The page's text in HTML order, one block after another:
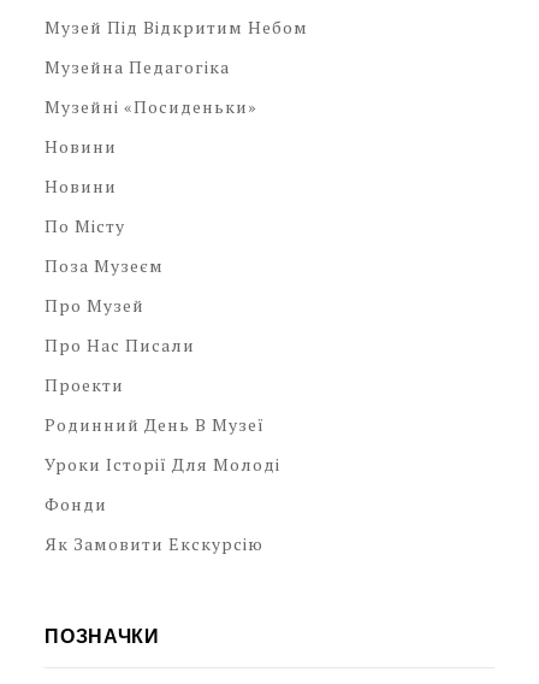
Музей Під Відкритим Небом
Музейна Педагогіка
Музейні «посиденьки»
Новини
Новини
По Місту
Поза Музеєм
Про Музей
Про Нас Писали
Проекти
Родинний День В Музеї
Уроки Історії Для Молоді
Фонди
Як Замовити Екскурсію
ПОЗНАЧКИ